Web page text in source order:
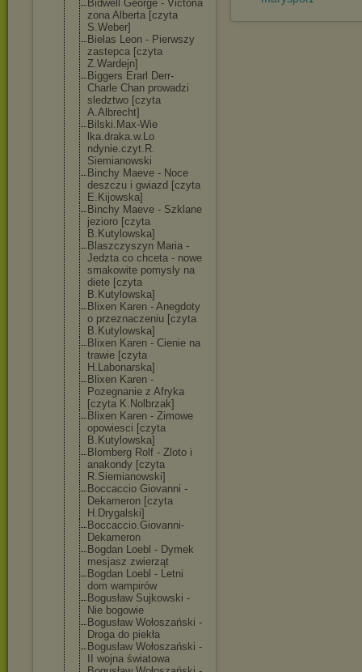
Bidwell George - Victoria
zona Alberta [czyta
S.Weber]
Bielas Leon - Pierwszy
zastepca [czyta
Z.Wardejn]
Biggers Erarl Derr-
Charle Chan prowadzi
sledztwo [czyta
A.Albrecht]
Bilski.Max-Wie
lka.draka.w.Lo
ndynie.czyt.R.
Siemianowski
Binchy Maeve - Noce
deszczu i gwiazd [czyta
E.Kijowska]
Binchy Maeve - Szklane
jezioro [czyta
B.Kutylowska]
Blaszczyszyn Maria -
Jedzta co chceta - nowe
smakowite pomysly na
diete [czyta
B.Kutylowska]
Blixen Karen - Anegdoty
o przeznaczeniu [czyta
B.Kutylowska]
Blixen Karen - Cienie na
trawie [czyta
H.Labonarska]
Blixen Karen -
Pozegnanie z Afryka
[czyta K.Nolbrzak]
Blixen Karen - Zimowe
opowiesci [czyta
B.Kutylowska]
Blomberg Rolf - Zloto i
anakondy [czyta
R.Siemianowski]
Boccaccio Giovanni -
Dekameron [czyta
H.Drygalski]
Boccaccio.Giovanni-
Dekameron
Bogdan Loebl - Dymek
mesjasz zwierząt
Bogdan Loebl - Letni
dom wampirów
Bogusław Sujkowski -
Nie bogowie
Bogusław Wołoszański -
Droga do piekła
Bogusław Wołoszański -
II wojna światowa